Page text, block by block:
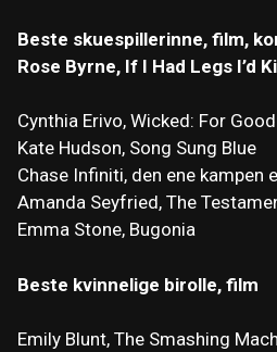
Beste skuespillerinne, film,
Rose Byrne, If I Had Legs I’d
Cynthia Erivo, Wicked: For Good
Kate Hudson, Song Sung Blue
Chase Infiniti, den ene kampen
Amanda Seyfried, The
Emma Stone, Bugonia
Beste kvinnelige birolle, film
Emily Blunt, The Smashing